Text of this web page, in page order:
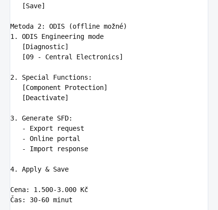
   [Save]
Metoda 2:
ODIS (offline možné)
1. ODIS Engineering mode
   [Diagnostic]
   [09 - Central Electronics]
2. Special Functions :
[Component Protection]
   [Deactivate]
3. Generate SFD:
-
Export request
-
Online portal
-
Import response
4. Apply & Save
Cena:
1.500-3.000 Kč
Čas : 30-60 minut